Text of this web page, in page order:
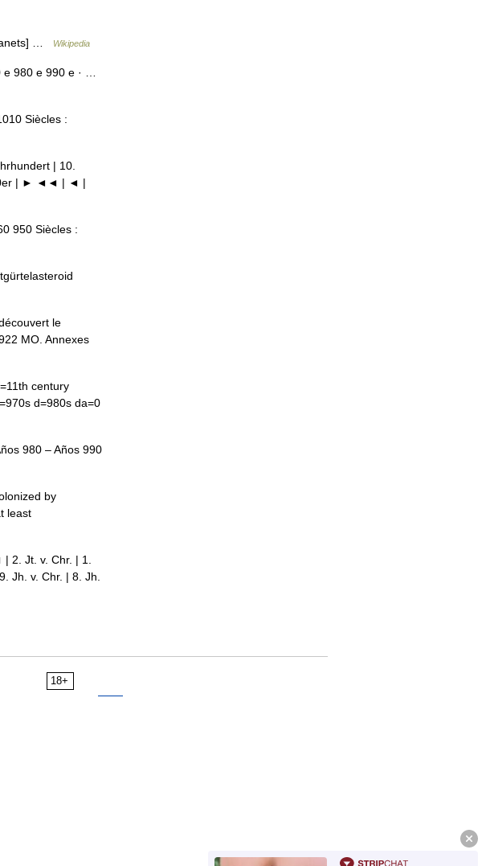
…
Wikipedia
е 980 е 990 е · …
Siècles :
| 10.
| ► ◄◄ | ◄ |
950 Siècles :
le
MO. Annexes
century
d=980s da=0
980 – Años 990
by
least
2. Jt. v. Chr. | 1.
Jh. v. Chr. | 8. Jh.
18+